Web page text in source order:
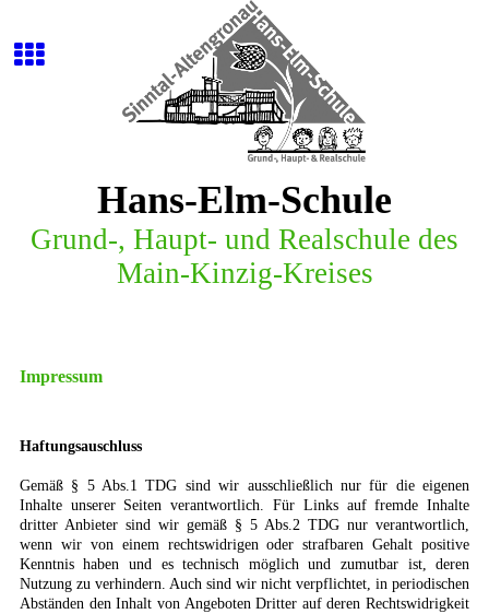
Hans-Elm-Schule
Grund-, Haupt- und Realschule des
Main-Kinzig-Kreises
Impressum
Haftungsauschluss
Gemäß § 5 Abs.1 TDG sind wir ausschließlich nur für die eigenen
Inhalte unserer Seiten verantwortlich. Für Links auf fremde Inhalte
dritter Anbieter sind wir gemäß § 5 Abs.2 TDG nur verantwortlich,
wenn wir von einem rechtswidrigen oder strafbaren Gehalt positive
Kenntnis haben und es technisch möglich und zumutbar ist, deren
Nutzung zu verhindern. Auch sind wir nicht verpflichtet, in periodischen
Abständen den Inhalt von Angeboten Dritter auf deren Rechtswidrigkeit